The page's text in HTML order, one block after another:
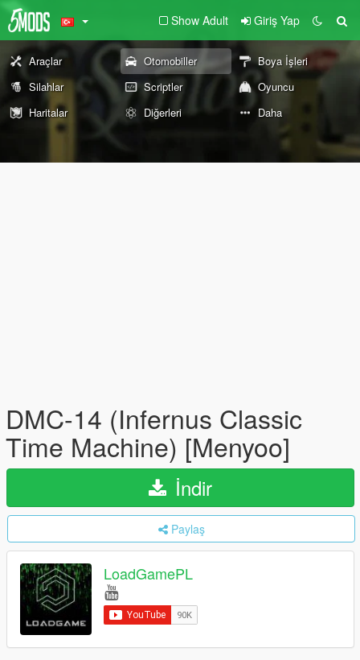
Show Adult Giriş Yap
Araçlar Otomobiller
Boya İşleri
Silahlar
Scriptler
Oyuncu
Haritalar
Diğerleri Daha
DMC-14 (Infernus Classic
Time Machine) [Menyoo]
İndir
Paylaş
LoadGamePL